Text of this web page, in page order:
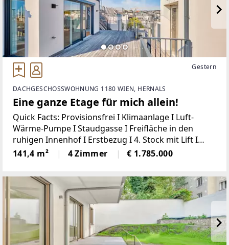
Gestern
DACHGESCHOSSWOHNUNG 1180 WIEN, HERNALS
Eine ganze Etage für mich allein!
Quick Facts: Provisionsfrei I Klimaanlage I Luft-
Wärme-Pumpe I Staudgasse I Freifläche in den
ruhigen Innenhof I Erstbezug I 4. Stock mit Lift I
Dachgeschoß I Baujahr 2025 I Garagenplatz im
Haus Familienwohnung in privatem Haus!
141,4 m² 4 Zimmer € 1.785.000